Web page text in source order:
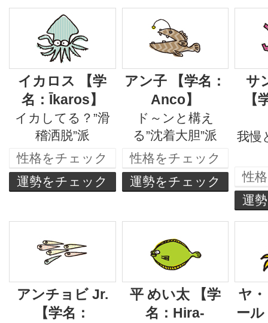
イカロス 【学
名：Īkaros】
イカしてる？”滑
稽洒脱”派
性格をチェック
運勢をチェック
アン子 【学名：
Anco】
ド～ンと構え
る”沈着大胆”派
性格をチェック
運勢をチェック
サ
【
我慢
性
運
アンチョビ Jr.
【学名：
平 めい太 【学
名：Hira-
ヤ
ール